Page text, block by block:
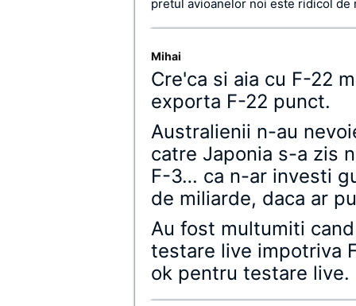
pretul avioanelor noi este ridicol
Mihai
Cre'ca si aia cu F-22
exporta F-22 punct.
Australienii n-au
catre Japonia s-a zis
F-3… ca n-ar investi
de miliarde, daca ar
Au fost multumiti
testare live impotriva
ok pentru testare live.